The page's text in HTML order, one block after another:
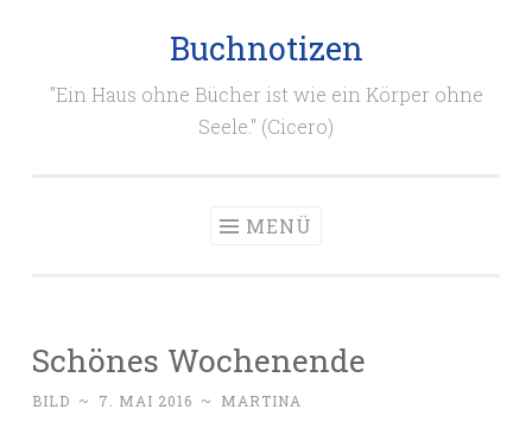
Buchnotizen
"Ein Haus ohne Bücher ist wie ein Körper ohne
Seele." (Cicero)
MENÜ
Schönes Wochenende
BILD ~ 7. MAI 2016 ~ MARTINA